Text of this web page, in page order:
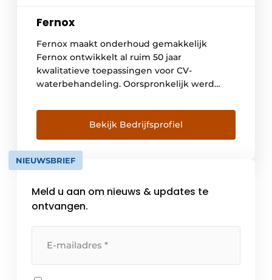
Fernox
Fernox maakt onderhoud gemakkelijk
Fernox ontwikkelt al ruim 50 jaar
kwalitatieve toepassingen voor CV-
waterbehandeling. Oorspronkelijk werd
waterbehandeling er wettelijk verplicht is
hebben wij jarenlange ervaring in CV-
waterbehandeling. Filters en chemische
additieven Onze filters, chemische
additieven en glycol verbeteren de
en particulieren. Zowel eindgebruikers als
[…]
Bekijk Bedrijfsprofiel
NIEUWSBRIEF
Meld u aan om nieuws & updates te
ontvangen.